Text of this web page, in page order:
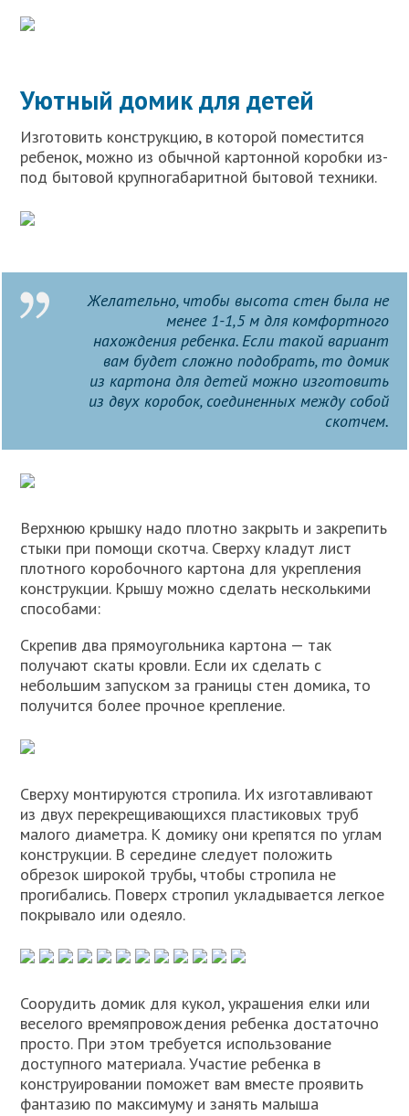
Уютный домик для детей
Изготовить конструкцию, в которой поместится
ребенок, можно из обычной картонной коробки из-
под бытовой крупногабаритной бытовой техники.
Желательно, чтобы высота стен была не
менее 1-1,5 м для комфортного
нахождения ребенка. Если такой вариант
вам будет сложно подобрать, то домик
из картона для детей можно изготовить
из двух коробок, соединенных между собой
скотчем.
Верхнюю крышку надо плотно закрыть и закрепить
стыки при помощи скотча. Сверху кладут лист
плотного коробочного картона для укрепления
конструкции. Крышу можно сделать несколькими
способами:
Скрепив два прямоугольника картона — так
получают скаты кровли. Если их сделать с
небольшим запуском за границы стен домика, то
получится более прочное крепление.
Сверху монтируются стропила. Их изготавливают
из двух перекрещивающихся пластиковых труб
малого диаметра. К домику они крепятся по углам
конструкции. В середине следует положить
обрезок широкой трубы, чтобы стропила не
прогибались. Поверх стропил укладывается легкое
покрывало или одеяло.
Соорудить домик для кукол, украшения елки или
веселого времяпровождения ребенка достаточно
просто. При этом требуется использование
доступного материала. Участие ребенка в
конструировании поможет вам вместе проявить
фантазию по максимуму и занять малыша